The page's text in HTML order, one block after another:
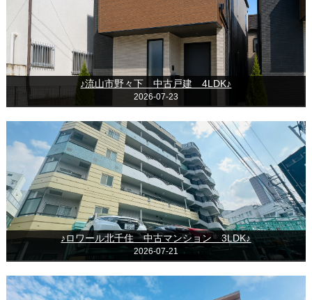
♪流山市野々下 中古戸建 4LDK♪
2026-07-23
♪ロワール北千住 中古マンション 3LDK♪
2026-07-21